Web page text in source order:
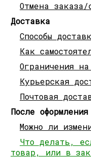
Отмена заказа/
Доставка
Способы
Как
Ограничения
Курьерская
Почтовая
После
Можно ли
Что делать,
товар, или в